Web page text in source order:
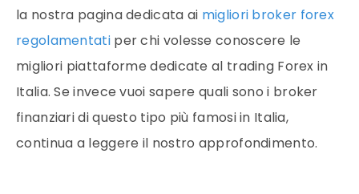
la nostra pagina dedicata ai migliori broker forex
regolamentatiper chi volesse conoscere le
migliori piattaforme dedicate al trading Forex in
Italia. Se invece vuoi sapere quali sono i broker
finanziari di questo tipo più famosi in Italia,
continua a leggere il nostro approfondimento.